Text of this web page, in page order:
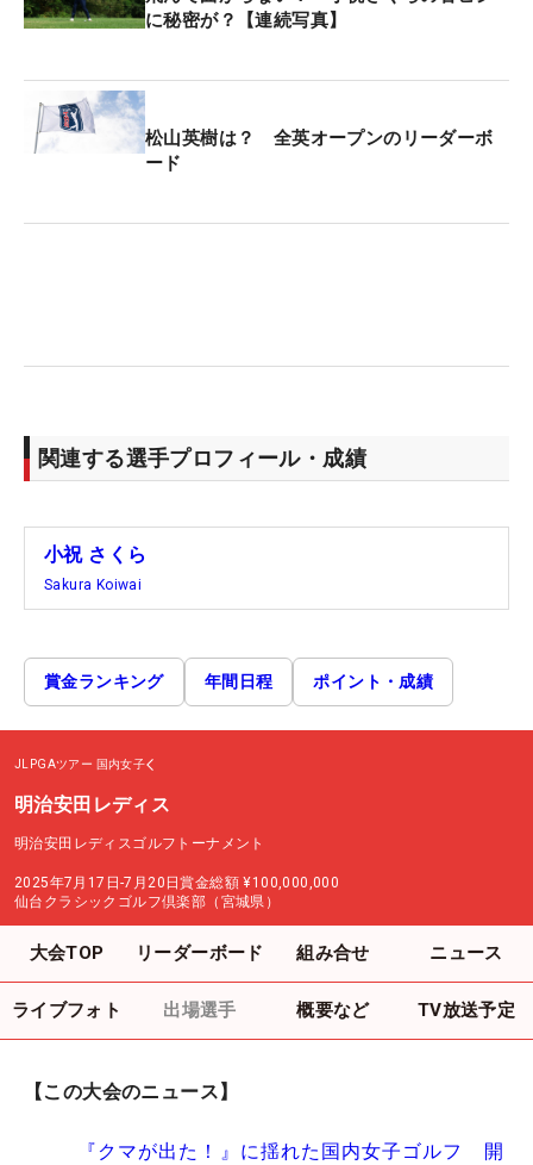
に秘密が？【連続写真】
松山英樹は？ 全英オープンのリーダーボ
ード
関連する選手プロフィール・成績
小祝 さくら
Sakura Koiwai
賞金ランキング 年間日程 ポイント・成績
JLPGAツアー 国内女子
明治安田レディス
明治安田レディスゴルフトーナメント
2025年7月17日-7月20日賞金総額 ¥100,000,000
仙台クラシックゴルフ倶楽部（宮城県）
大会TOP リーダーボード 組み合せ ニュース
ライブフォト 出場選手 概要など TV放送予定
【この大会のニュース】
『クマが出た！』に揺れた国内女子ゴルフ 開